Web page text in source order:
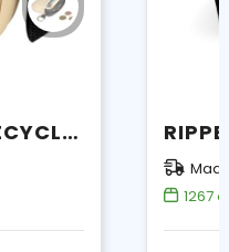
RESI PLUS GRS GERECYCLEDE PORTEMONNEE
1267